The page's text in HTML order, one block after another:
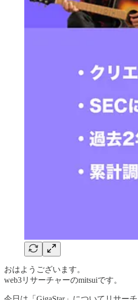
おはようございます。
web3リサーチャーのmitsuiです。